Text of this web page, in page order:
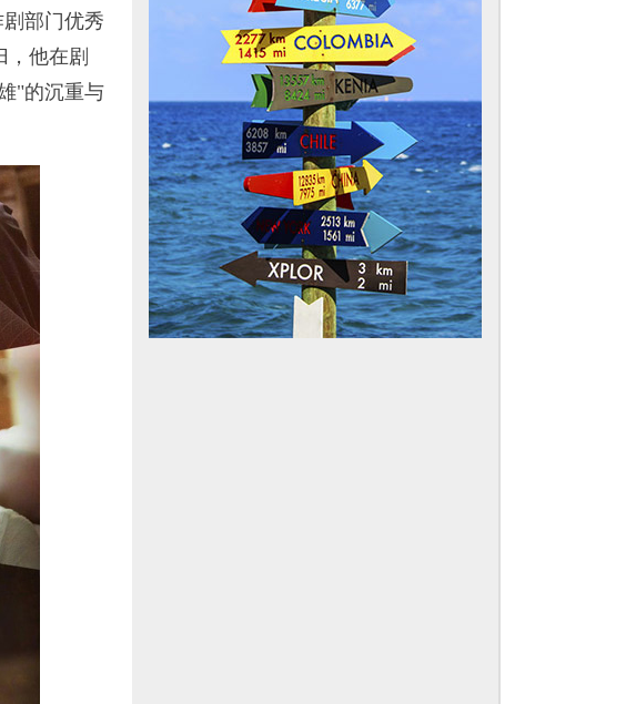
部门优秀
他在剧
"的沉重与